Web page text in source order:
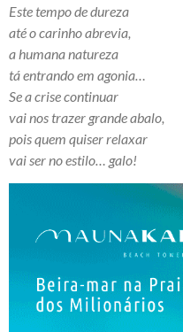
Este tempo de dureza
até o carinho abrevia,
a humana natureza
tá entrando em agonia…
Se a crise continuar
vai nos trazer grande abalo,
pois quem quiser relaxar
vai ser no estilo… galo!